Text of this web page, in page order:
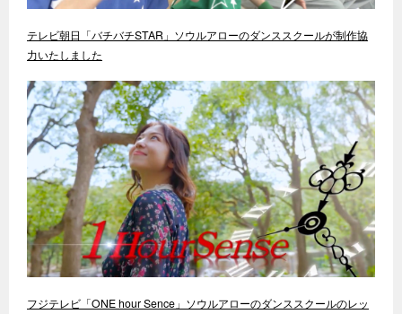
テレビ朝日「バチバチSTAR」ソウルアローのダンススクールが制作協
力いたしました
フジテレビ「ONE hour Sence」ソウルアローのダンススクールのレッ